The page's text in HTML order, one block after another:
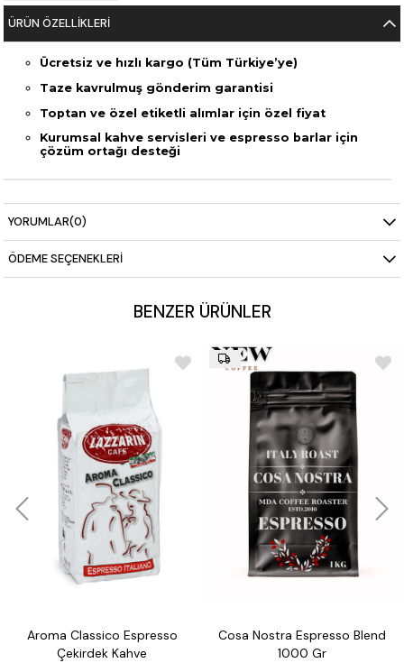
ÜRÜN ÖZELLIKLERI
Ücretsiz ve hızlı kargo (Tüm Türkiye’ye)
Taze kavrulmuş gönderim garantisi
Toptan ve özel etiketli alımlar için özel fiyat
Kurumsal kahve servisleri ve espresso barlar için
çözüm ortağı desteği
YORUMLAR(0)
ÖDEME SEÇENEKLERI
BENZER ÜRÜNLER
Aroma Classico Espresso
Çekirdek Kahve
Cosa Nostra Espresso Blend
1000 Gr